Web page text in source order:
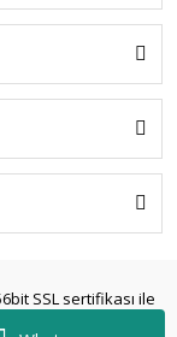
SSL sertifikası ile